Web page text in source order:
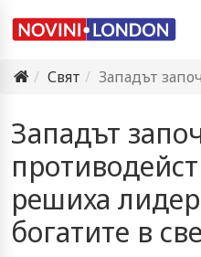
Свят
Западът започва активно
Западът
решиха
богатите в